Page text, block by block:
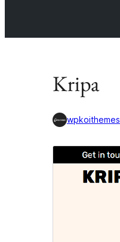
Kripa
wpkoithemes